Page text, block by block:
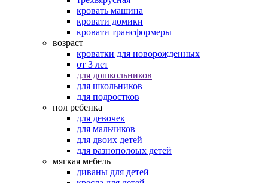
кровать машина
кровати домики
кровати трансформеры
возраст
кроватки для новорожденных
от 3 лет
для дошкольников
для школьников
для подростков
пол ребенка
для девочек
для мальчиков
для двоих детей
для разнополоых детей
мягкая мебель
диваны для детей